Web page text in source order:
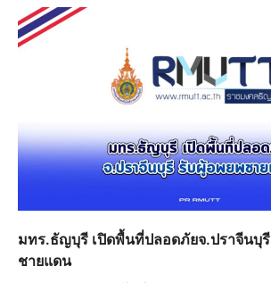
มทร.ธัญบุรี เปิดพื้นที่ปลอดภัยจ.ปราจีนบุ
ชายแดน